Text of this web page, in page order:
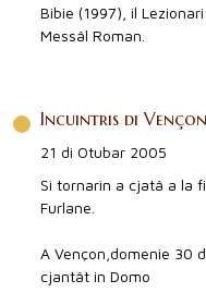
Bibie (1997), il
Messâl Roman.
Incuintris di Vençon
21 di Otubar 2005
Si tornarìn a cjatâ a la
Furlane.
A Vençon,domenie 30
cjantât in Domo